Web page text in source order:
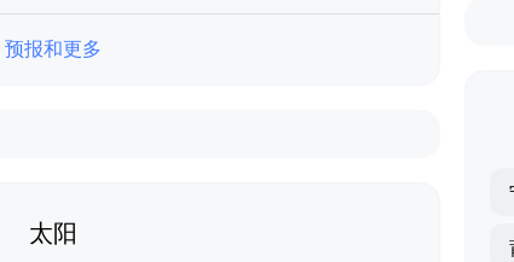
预报和更多
太阳